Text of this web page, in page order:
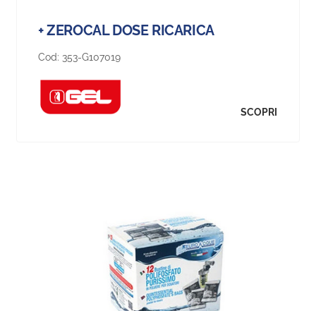
+ ZEROCAL DOSE RICARICA
Cod: 353-G107019
SCOPRI